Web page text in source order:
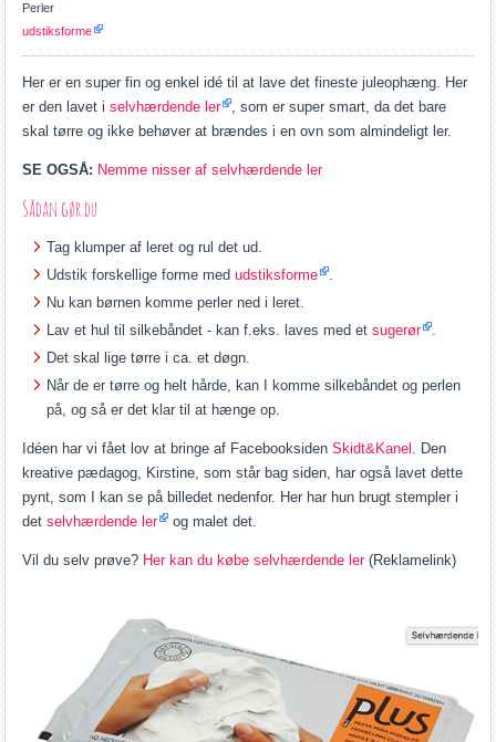
Perler
udstiksforme
Her er en super fin og enkel idé til at lave det fineste juleophæng. Her
er den lavet iselvhærdende ler
, som er super smart, da det bare
skal tørre og ikke behøver at brændes i en ovn som almindeligt ler.
SE OGSÅ: Nemme nisser af selvhærdende ler
Sådan gør du
Tag klumper af leret og rul det ud.
Udstik forskellige forme medudstiksforme
Nu kan børnen komme perler ned i leret.
Lav et hul til silkebåndet - kan f.eks. laves med etsugerør
Det skal lige tørre i ca. et døgn.
Når de er tørre og helt hårde, kan I komme silkebåndet og perlen
på, og så er det klar til at hænge op.
Idéen har vi fået lov at bringe af FacebooksidenSkidt&Kanel
. Den
kreative pædagog, Kirstine, som står bag siden, har også lavet dette
pynt, som I kan se på billedet nedenfor. Her har hun brugt stempler i
detselvhærdende ler og malet det.
Vil du selv prøve? Her kan du købe selvhærdende ler(Reklamelink)